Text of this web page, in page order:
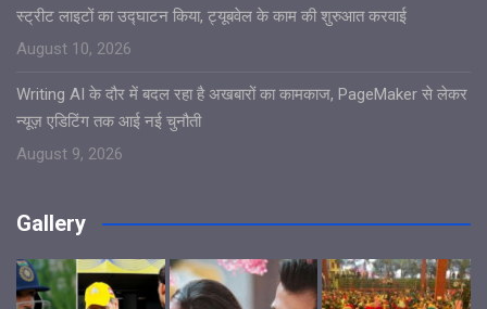
स्ट्रीट लाइटों का उद्घाटन किया, ट्यूबवेल के काम की शुरुआत करवाई
August 10, 2026
Writing AI के दौर में बदल रहा है अखबारों का कामकाज, PageMaker से लेकर
न्यूज़ एडिटिंग तक आई नई चुनौती
August 9, 2026
Gallery